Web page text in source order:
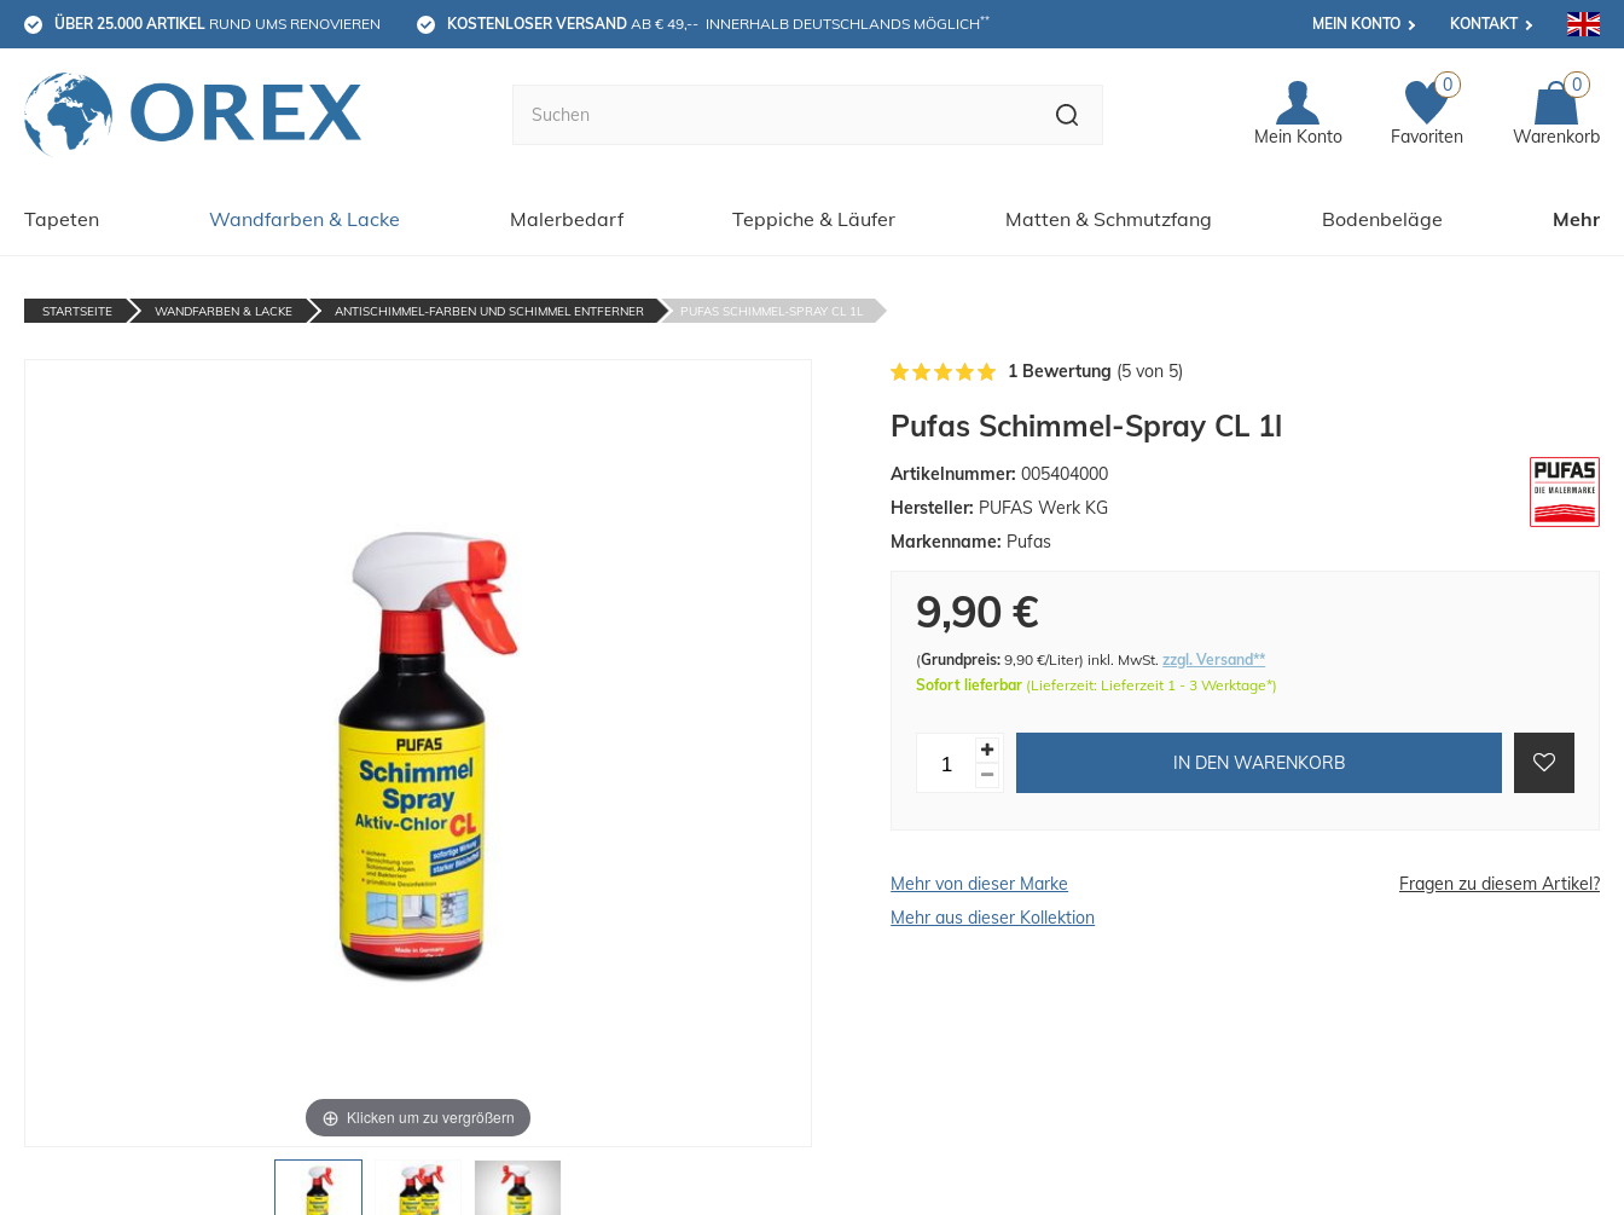
ÜBER 25.000 ARTIKEL RUND UMS RENOVIEREN KOSTENLOSER VERSAND AB € 49,--  INNERHALB DEUTSCHLANDS MÖGLICH** MEIN KONTO KONTAKT
Mein Konto
0
Favoriten
0
Warenkorb
Tapeten Wandfarben & Lacke Malerbedarf Teppiche & Läufer Matten & Schmutzfang Bodenbeläge Mehr
STARTSEITE WANDFARBEN & LACKE ANTISCHIMMEL-FARBEN UND SCHIMMEL ENTFERNER PUFAS SCHIMMEL-SPRAY CL 1L
Klicken um zu vergrößern
Pufas Schimmel-Spray CL 1l
Artikelnummer: 005404000
Hersteller: PUFAS Werk KG
Markenname: Pufas
9,90 €
(Grundpreis: 9,90 €/Liter)inkl. MwSt.zzgl. Versand**
Sofort lieferbar (Lieferzeit: Lieferzeit 1 - 3 Werktage*)
IN DEN WARENKORB
Mehr von dieser Marke
Fragen zu diesem Artikel?
Mehr aus dieser Kollektion
1 Bewertung (5 von 5)